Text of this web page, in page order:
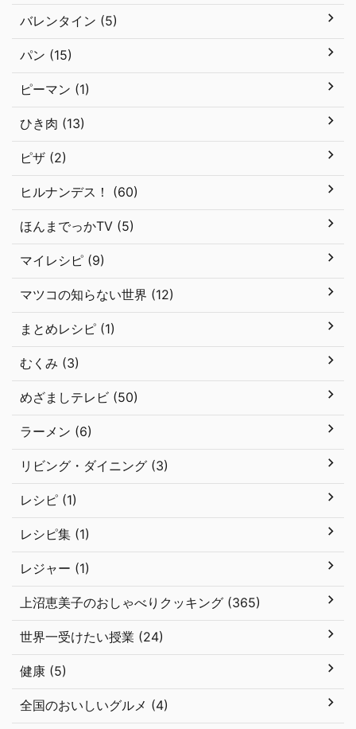
バレンタイン (5)
パン (15)
ピーマン (1)
ひき肉 (13)
ピザ (2)
ヒルナンデス！ (60)
ほんまでっかTV (5)
マイレシピ (9)
マツコの知らない世界 (12)
まとめレシピ (1)
むくみ (3)
めざましテレビ (50)
ラーメン (6)
リビング・ダイニング (3)
レシピ (1)
レシピ集 (1)
レジャー (1)
上沼恵美子のおしゃべりクッキング (365)
世界一受けたい授業 (24)
健康 (5)
全国のおいしいグルメ (4)